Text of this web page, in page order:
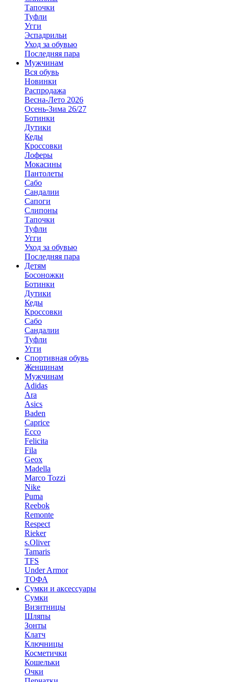
Тапочки
Туфли
Угги
Эспадрильи
Уход за обувью
Последняя пара
Мужчинам
Вся обувь
Новинки
Распродажа
Весна-Лето 2026
Осень-Зима 26/27
Ботинки
Дутики
Кеды
Кроссовки
Лоферы
Мокасины
Пантолеты
Сабо
Сандалии
Сапоги
Слипоны
Тапочки
Туфли
Угги
Уход за обувью
Последняя пара
Детям
Босоножки
Ботинки
Дутики
Кеды
Кроссовки
Сабо
Сандалии
Туфли
Угги
Спортивная обувь
Женщинам
Мужчинам
Adidas
Ara
Asics
Baden
Caprice
Ecco
Felicita
Fila
Geox
Madella
Marco Tozzi
Nike
Puma
Reebok
Remonte
Respect
Rieker
s.Oliver
Tamaris
TFS
Under Armor
ТОФА
Сумки и аксессуары
Сумки
Визитницы
Шляпы
Зонты
Клатч
Ключницы
Косметички
Кошельки
Очки